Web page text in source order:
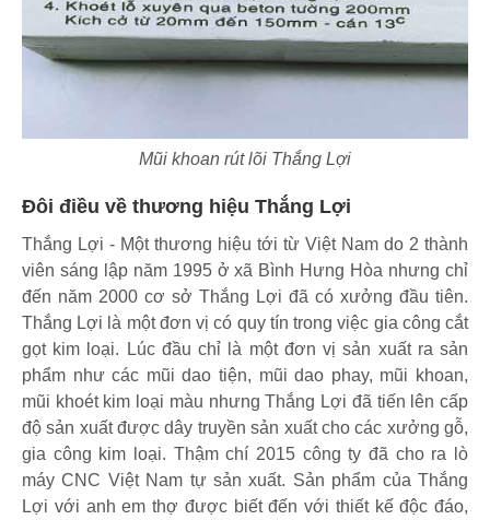
Mũi khoan rút lõi Thắng Lợi
Đôi điều về thương hiệu Thắng Lợi
Thắng Lợi - Một thương hiệu tới từ Việt Nam do 2 thành
viên sáng lập năm 1995 ở xã Bình Hưng Hòa nhưng chỉ
đến năm 2000 cơ sở Thắng Lợi đã có xưởng đầu tiên.
Thắng Lợi là một đơn vị có quy tín trong việc gia công cắt
gọt kim loại. Lúc đầu chỉ là một đơn vị sản xuất ra sản
phẩm như các mũi dao tiện, mũi dao phay, mũi khoan,
mũi khoét kim loại màu nhưng Thắng Lợi đã tiến lên cấp
độ sản xuất được dây truyền sản xuất cho các xưởng gỗ,
gia công kim loại. Thậm chí 2015 công ty đã cho ra lò
máy CNC Việt Nam tự sản xuất. Sản phẩm của Thắng
Lợi với anh em thợ được biết đến với thiết kế độc đáo,